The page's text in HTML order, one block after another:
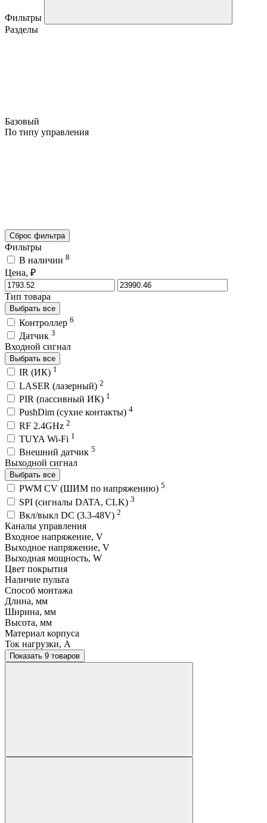
Фильтры
Разделы
Базовый
По типу управления
Сброс фильтра
Фильтры
В наличии 8
Цена, ₽
Тип товара
Выбрать все
Контроллер 6
Датчик 3
Входной сигнал
Выбрать все
IR (ИК) 1
LASER (лазерный) 2
PIR (пассивный ИК) 1
PushDim (сухие контакты) 4
RF 2.4GHz 2
TUYA Wi-Fi 1
Внешний датчик 5
Выходной сигнал
Выбрать все
PWM СV (ШИМ по напряжению) 5
SPI (сигналы DATA, CLK) 3
Вкл/выкл DC (3.3-48V) 2
Каналы управления
Входное напряжение, V
Выходное напряжение, V
Выходная мощность, W
Цвет покрытия
Наличие пульта
Способ монтажа
Длина, мм
Ширина, мм
Высота, мм
Материал корпуса
Ток нагрузки, A
Показать 9 товаров